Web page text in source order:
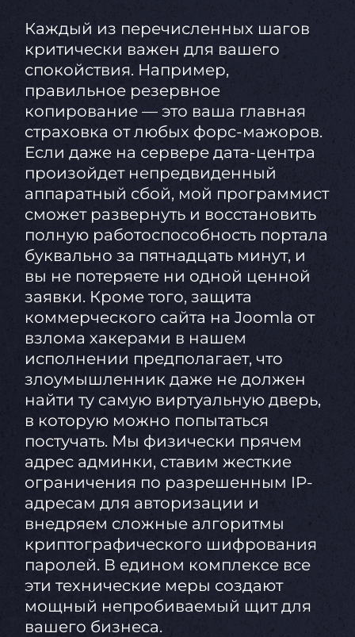
Каждый из перечисленных шагов
критически важен для вашего
спокойствия. Например,
правильное резервное
копирование — это ваша главная
страховка от любых форс-мажоров.
Если даже на сервере дата-центра
произойдет непредвиденный
аппаратный сбой, мой программист
сможет развернуть и восстановить
полную работоспособность портала
буквально за пятнадцать минут, и
вы не потеряете ни одной ценной
заявки. Кроме того, защита
коммерческого сайта на Joomla от
взлома хакерами в нашем
исполнении предполагает, что
злоумышленник даже не должен
найти ту самую виртуальную дверь,
в которую можно попытаться
постучать. Мы физически прячем
адрес админки, ставим жесткие
ограничения по разрешенным IP-
адресам для авторизации и
внедряем сложные алгоритмы
криптографического шифрования
паролей. В едином комплексе все
эти технические меры создают
мощный непробиваемый щит для
вашего бизнеса.